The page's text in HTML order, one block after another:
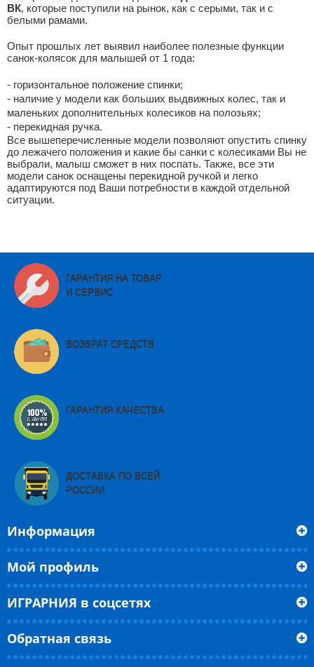
ВК, которые поступили на рынок, как с серыми, так и с
белыми рамами.
Опыт прошлых лет выявил наиболее полезные функции
санок-колясок для малышей от 1 года:
- горизонтальное положение спинки;
- наличие у модели как больших выдвижных колес, так и
маленьких дополнительных колесиков на полозьях;
- перекидная ручка.
Все вышеперечисленные модели позволяют опустить спинку
до лежачего положения и какие бы санки с колесиками Вы не
выбрали, малыш сможет в них поспать. Также, все эти
модели санок оснащены перекидной ручкой и легко
адаптируются под Ваши потребности в каждой отдельной
ситуации.
ГАРАНТИЯ НА ТОВАР
И СЕРВИС
ВОЗВРАТ СРЕДСТВ
ГАРАНТИЯ КАЧЕСТВА
ДОСТАВКА ПО ВСЕЙ
РОССИИ
Информация
Мой профиль
ИГРАРНИЯ в соцсетях
Обратная связь